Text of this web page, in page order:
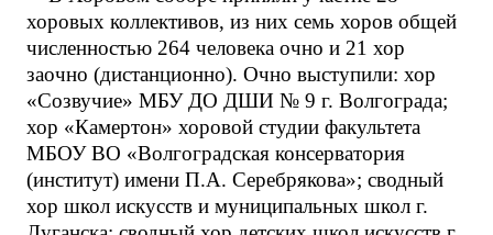
хоровых коллективов, из них семь хоров общей
численностью 264 человека очно и 21 хор
заочно (дистанционно). Очно выступили: хор
«Созвучие» МБУ ДО ДШИ № 9 г. Волгограда;
хор «Камертон» хоровой студии факультета
МБОУ ВО «Волгоградская консерватория
(институт) имени П.А. Серебрякова»; сводный
хор школ искусств и муниципальных школ г.